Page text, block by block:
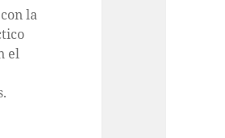
la
el